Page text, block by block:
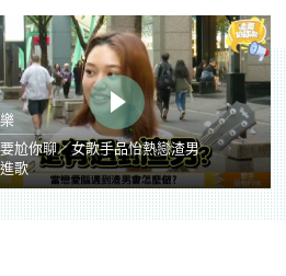
尬你聊／女歌手品怡熱戀渣男
歌